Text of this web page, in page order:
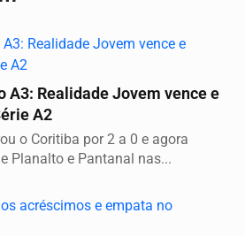
A3: Realidade Jovem vence e
A2
o Coritiba por 2 a 0 e agora
Planalto e Pantanal nas...